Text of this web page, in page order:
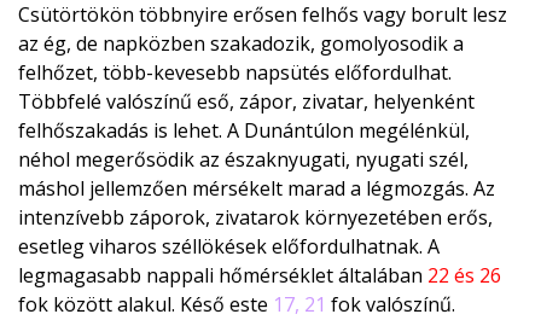
Csütörtökön többnyire erősen felhős vagy borult lesz
az ég, de napközben szakadozik, gomolyosodik a
felhőzet, több-kevesebb napsütés előfordulhat.
Többfelé valószínű eső, zápor, zivatar, helyenként
felhőszakadás is lehet. A Dunántúlon megélénkül,
néhol megerősödik az északnyugati, nyugati szél,
máshol jellemzően mérsékelt marad a légmozgás. Az
intenzívebb záporok, zivatarok környezetében erős,
esetleg viharos széllökések előfordulhatnak. A
legmagasabb nappali hőmérséklet általában 22 és 26
fok között alakul. Késő este 17, 21 fok valószínű.